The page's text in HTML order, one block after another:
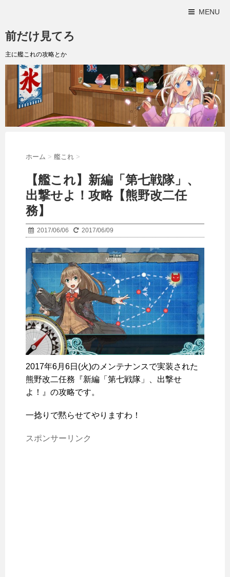
MENU
前だけ見てろ
主に艦これの攻略とか
ホーム > 艦これ >
【艦これ】新編「第七戦隊」、
出撃せよ！攻略【熊野改二任
務】
2017/06/06 2017/06/09
2017年6月6日(火)のメンテナンスで実装された
熊野改二任務『新編「第七戦隊」、出撃せ
よ！』の攻略です。
一捻りで黙らせてやりますわ！
スポンサーリンク